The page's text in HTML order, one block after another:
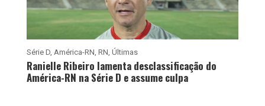
Série D, América-RN RN Últimas
Ranielle Ribeiro lamenta desclassificação do
América-RN na Série D e assume culpa